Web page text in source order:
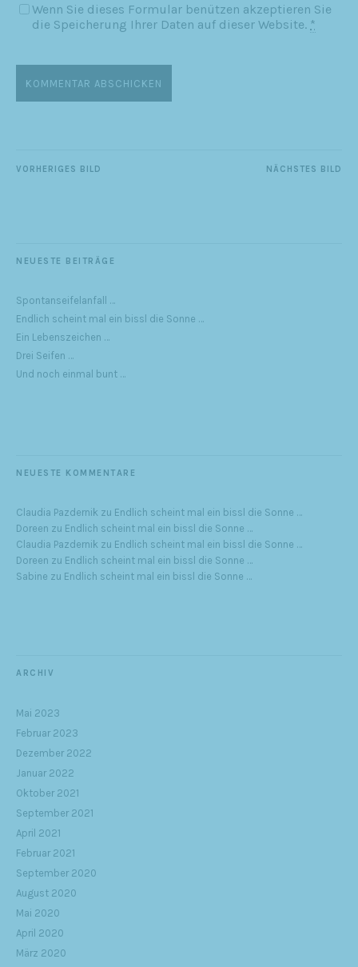
Wenn Sie dieses Formular benützen akzeptieren Sie
die Speicherung Ihrer Daten auf dieser Website. *
NÄCHSTES BILD
VORHERIGES BILD
NEUESTE BEITRÄGE
Spontanseifelanfall …
Endlich scheint mal ein bissl die Sonne …
Ein Lebenszeichen …
Drei Seifen …
Und noch einmal bunt …
NEUESTE KOMMENTARE
Claudia Pazdernik zu Endlich scheint mal ein bissl die Sonne …
Doreen zu Endlich scheint mal ein bissl die Sonne …
Claudia Pazdernik zu Endlich scheint mal ein bissl die Sonne …
Doreen zu Endlich scheint mal ein bissl die Sonne …
Sabine zu Endlich scheint mal ein bissl die Sonne …
ARCHIV
Mai 2023
Februar 2023
Dezember 2022
Januar 2022
Oktober 2021
September 2021
April 2021
Februar 2021
September 2020
August 2020
Mai 2020
April 2020
März 2020